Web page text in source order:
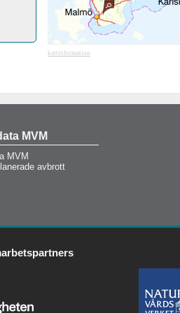
kartinformation
MVM
MVM
avbrott